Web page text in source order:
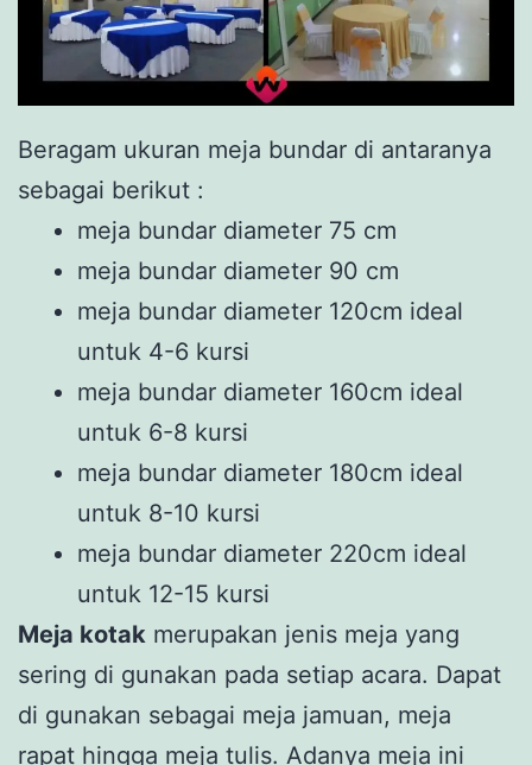
Beragam ukuran meja bundar di antaranya
sebagai berikut :
meja bundar diameter 75 cm
meja bundar diameter 90 cm
meja bundar diameter 120cm ideal
untuk 4-6 kursi
meja bundar diameter 160cm ideal
untuk 6-8 kursi
meja bundar diameter 180cm ideal
untuk 8-10 kursi
meja bundar diameter 220cm ideal
untuk 12-15 kursi
Meja kotak merupakan jenis meja yang
sering di gunakan pada setiap acara. Dapat
di gunakan sebagai meja jamuan, meja
rapat hingga meja tulis. Adanya meja ini